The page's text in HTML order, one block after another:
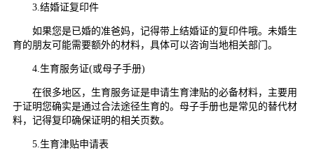
3.结婚证复印件
如果您是已婚的准爸妈，记得带上结婚证的复印件哦。未婚生
育的朋友可能需要额外的材料，具体可以咨询当地相关部门。
4.生育服务证(或母子手册)
在很多地区，生育服务证是申请生育津贴的必备材料，主要用
于证明您确实是通过合法途径生育的。母子手册也是常见的替代材
料，记得复印确保证明的相关页数。
5.生育津贴申请表